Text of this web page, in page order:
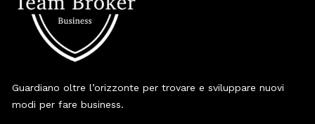
Guardiano oltre l’orizzonte per trovare e sviluppare nuovi
modi per fare business.